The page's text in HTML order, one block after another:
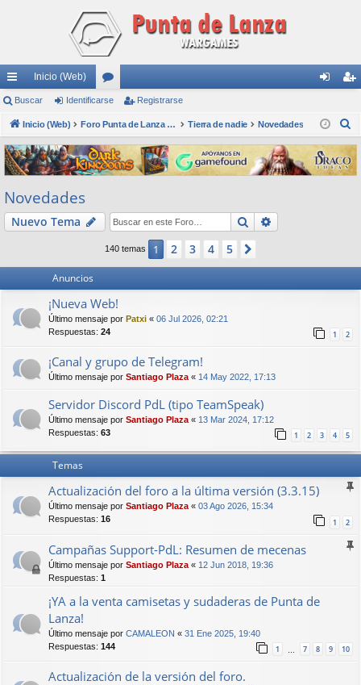
nl
ac
es
rá
pi
do
Inicio (Web)
or
os nti
fic
ar
ist
ra
rs
Buscar Identificarse Registrarse
Inicio (Web) Foro Punta de Lanza Wargames Tierra de nadie Novedades
s
c
Novedades
Nuevo Tema Buscar
140 temas 1 2 3 4 5
Anuncios
¡Nueva Web!
Último mensaje por Patxi « 06 Jul 2026, 02:21
Respuestas: 24 1 2
¡Canal y grupo de Telegram!
Último mensaje por Santiago Plaza « 14 May 2022, 17:13
Servidor Discord PdL (tipo TeamSpeak)
Último mensaje por Santiago Plaza « 13 Mar 2024, 17:12
Respuestas: 63 1 2 3 4 5
Temas
Actualización del foro a la última versión (3.3.15)
Último mensaje por Santiago Plaza« 03 Ago 2026, 15:34
Respuestas: 16 1 2
Campañas Support-PdL: Resumen de mecenas
Último mensaje por Santiago Plaza « 12 Jun 2018, 19:36
Respuestas: 1
¡YA a la venta camisetas y sudaderas de Punta de
Lanza!
Último mensaje por CAMALEON « 31 Ene 2025, 19:40
Respuestas: 144 1 7 8 9 10
Actualización de la versión del foro.